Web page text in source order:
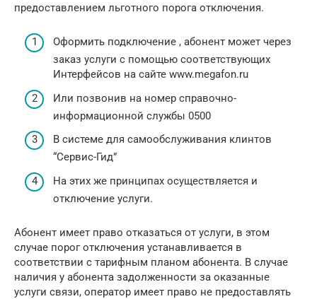
предоставлением льготного порога отключения.
Оформить подключение , абонент может через
заказ услуги с помощью соответствующих
Интерфейсов на сайте www.megafon.ru
Или позвонив на номер справочно-
информационной службы 0500
В системе для самообслуживания клинтов
“Сервис-Гид”
На этих же принципах осуществляется и
отключение услуги.
Абонент имеет право отказаться от услуги, в этом
случае порог отключения устанавливается в
соответствии с тарифным планом абонента. В случае
наличия у абонента задолженности за оказанные
услуги связи, оператор имеет право не предоставлять